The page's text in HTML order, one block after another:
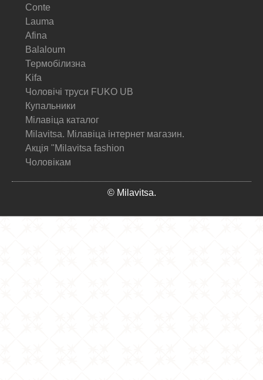
Conte
Lauma
Afina
Balaloum
Термобілизна
Kifa
Чоловічі труси FUKO UB
Купальники
Мілавіца каталог
Milavitsa. Мілавіца інтернет магазин.
Акція "Milavitsa fashion
Чоловікам
© Milavitsa.